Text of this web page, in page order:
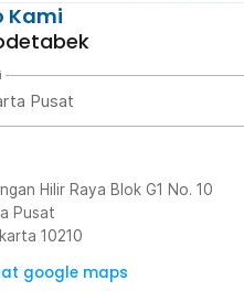
Kami
Pusat
Hilir Raya Blok G1 No. 10
Pusat
10210
google maps